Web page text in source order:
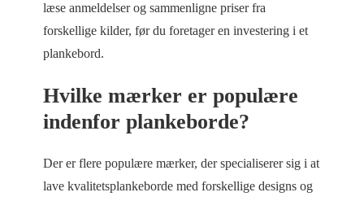
læse anmeldelser og sammenligne priser fra
forskellige kilder, før du foretager en investering i et
plankebord.
Hvilke mærker er populære
indenfor plankeborde?
Der er flere populære mærker, der specialiserer sig i at
lave kvalitetsplankeborde med forskellige designs og